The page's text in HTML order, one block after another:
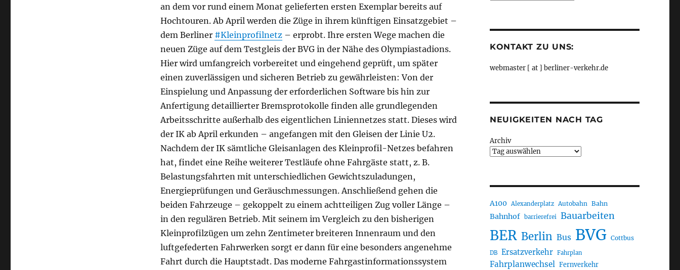
an dem vor rund einem Monat gelieferten ersten Exemplar bereits auf
Hochtouren. Ab April werden die Züge in ihrem künftigen Einsatzgebiet –
dem Berliner #Kleinprofilnetz– erprobt. Ihre ersten Wege machen die
neuen Züge auf dem Testgleis der BVG in der Nähe des Olympiastadions.
Hier wird umfangreich vorbereitet und eingehend geprüft, um später
einen zuverlässigen und sicheren Betrieb zu gewährleisten: Von der
Einspielung und Anpassung der erforderlichen Software bis hin zur
Anfertigung detaillierter Bremsprotokolle finden alle grundlegenden
Arbeitsschritte außerhalb des eigentlichen Liniennetzes statt. Dieses wird
der IK ab April erkunden – angefangen mit den Gleisen der Linie U2.
Nachdem der IK sämtliche Gleisanlagen des Kleinprofil-Netzes befahren
hat, findet eine Reihe weiterer Testläufe ohne Fahrgäste statt, z. B.
Belastungsfahrten mit unterschiedlichen Gewichtszuladungen,
Energieprüfungen und Geräuschmessungen. Anschließend gehen die
beiden Fahrzeuge – gekoppelt zu einem achtteiligen Zug voller Länge –
in den regulären Betrieb. Mit seinem im Vergleich zu den bisherigen
Kleinprofilzügen um zehn Zentimeter breiteren Innenraum und den
luftgefederten Fahrwerken sorgt er dann für eine besonders angenehme
Fahrt durch die Hauptstadt. Das moderne Fahrgastinformationssystem
KONTAKT ZU UNS:
webmaster [ at ] berliner-verkehr.de
NEUIGKEITEN NACH TAG
Archiv
A100 Alexanderplatz Autobahn Bahn
Bahnhof barrierefrei Bauarbeiten
BER Berlin Bus BVG Cottbus
DB Ersatzverkehr Fahrplan
Fahrplanwechsel Fernverkehr